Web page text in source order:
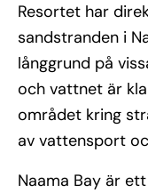
Resortet har
sandstranden i
långgrund på
och vattnet är
området kring
av vattensport
Naama Bay är